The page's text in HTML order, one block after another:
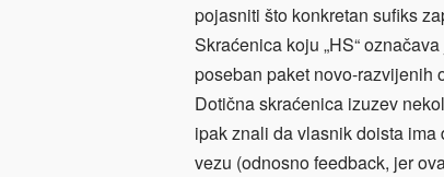
pojasniti što konkretan sufiks
Skraćenica koju „HS“
poseban paket novo-razvijenih
Dotična skraćenica izuzev
ipak znali da vlasnik doista
vezu (odnosno feedback, jer